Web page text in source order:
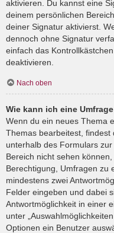
aktivieren. Du kannst eine
deinem persönlichen
deiner Signatur aktivierst.
dennoch ohne Signatur
einfach das
deaktivieren.
Nach oben
Wie kann ich eine
Wenn du ein neues Thema
Themas bearbeitest, findest
unterhalb des Formulars
Bereich nicht sehen
Berechtigung, Umfragen zu
mindestens zwei
Felder eingeben und dabei
Antwortmöglichkeit in einer
unter
Optionen ein Benutzer